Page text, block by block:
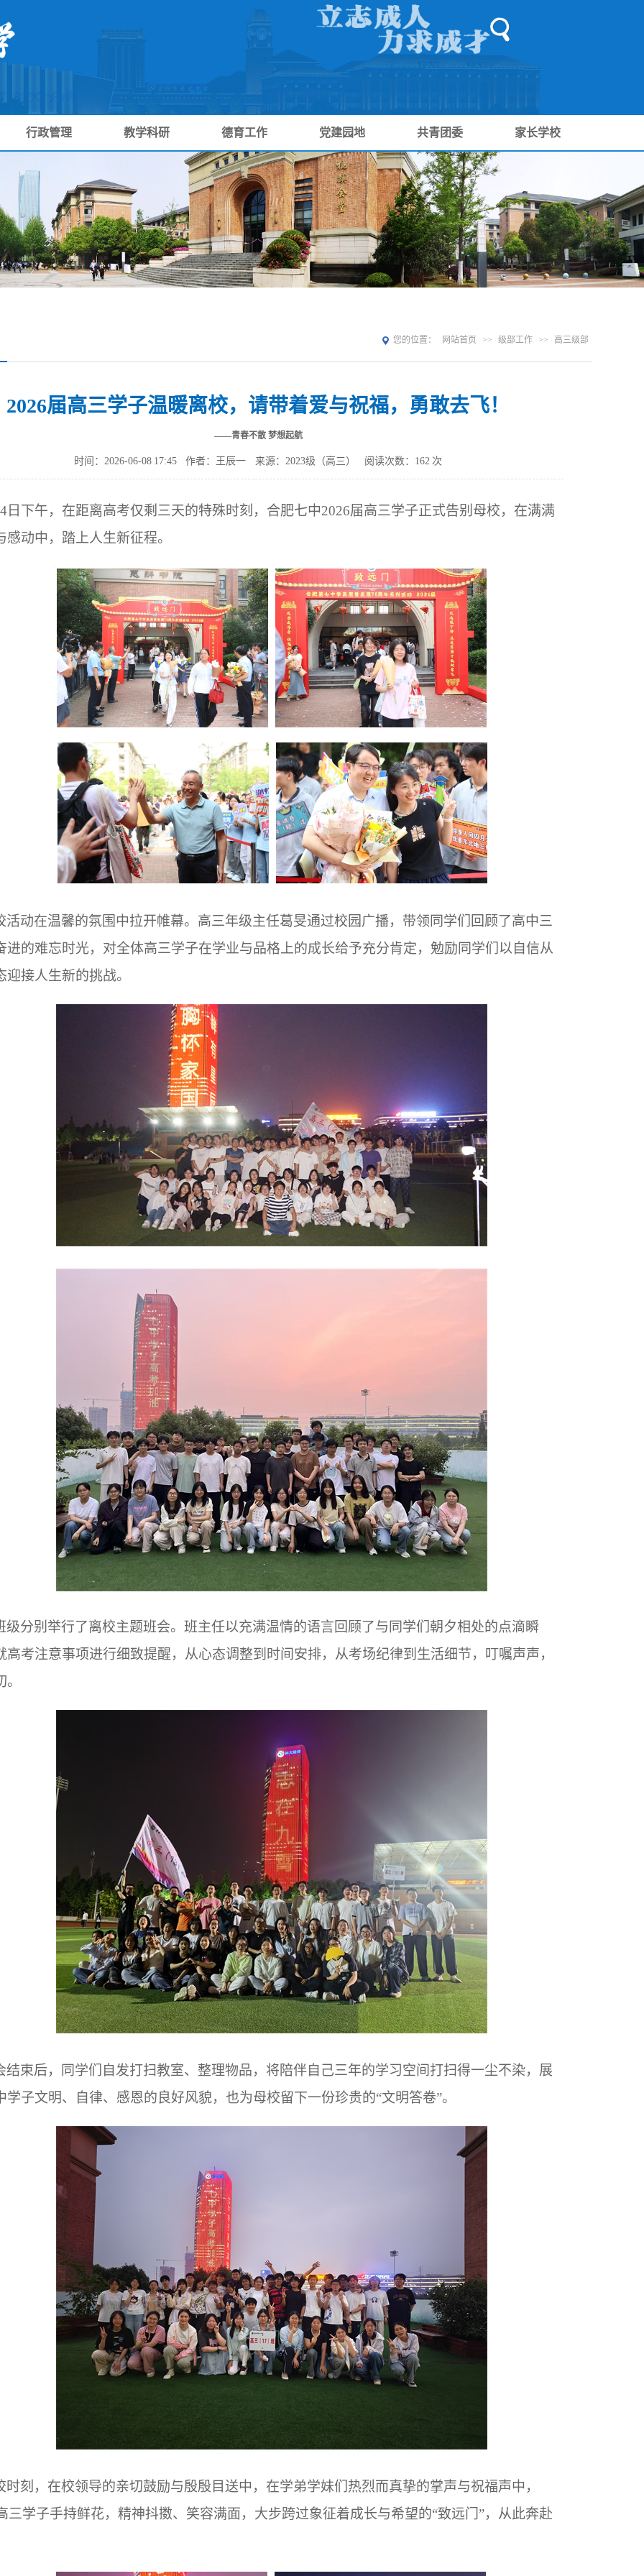
行政管理 教学科研 德育工作 党建园地 共青团委 家长学校
您的位置： 网站首页 >> 级部工作 >> 高三级部
2026届高三学子温暖离校，请带着爱与祝福，勇敢去飞！
——青春不散 梦想起航
时间：2026-06-08 17:45 作者：王辰一 来源：2023级（高三） 阅读次数： 162 次
日下午，在距离高考仅剩三天的特殊时刻，合肥七中2026届高三学子正式告别母校，在满满
感动中，踏上人生新征程。
活动在温馨的氛围中拉开帷幕。高三年级主任葛旻通过校园广播，带领同学们回顾了高中三
进的难忘时光，对全体高三学子在学业与品格上的成长给予充分肯定，勉励同学们以自信从
迎接人生新的挑战。
级分别举行了离校主题班会。班主任以充满温情的语言回顾了与同学们朝夕相处的点滴瞬
高考注意事项进行细致提醒，从心态调整到时间安排，从考场纪律到生活细节，叮嘱声声，
结束后，同学们自发打扫教室、整理物品，将陪伴自己三年的学习空间打扫得一尘不染，展
学子文明、自律、感恩的良好风貌，也为母校留下一份珍贵的“文明答卷”。
时刻，在校领导的亲切鼓励与殷殷目送中，在学弟学妹们热烈而真挚的掌声与祝福声中，
三学子手持鲜花，精神抖擞、笑容满面，大步跨过象征着成长与希望的“致远门”，从此奔赴